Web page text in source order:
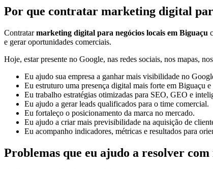
Por que contratar marketing digital
Contratarmarketing digital para negócios locais em Biguaçu
e gerar oportunidades comerciais.
Hoje, estar presente no Google, nas redes sociais, nos mapas,
Eu ajudo sua empresa a ganhar mais visibilidade no
Eu estruturo uma presença digital mais forte em Biguaçu e
Eu trabalho estratégias otimizadas para SEO, GEO e
Eu ajudo a gerar leads qualificados para o time comercial.
Eu fortaleço o posicionamento da marca no mercado.
Eu ajudo a criar mais previsibilidade na aquisição de
Eu acompanho indicadores, métricas e resultados para
Problemas que eu ajudo a resolver